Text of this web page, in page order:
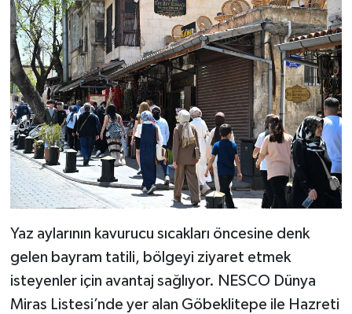
Yaz aylarının kavurucu sıcakları öncesine denk
gelen bayram tatili, bölgeyi ziyaret etmek
isteyenler için avantaj sağlıyor. NESCO Dünya
Miras Listesi’nde yer alan Göbeklitepe ile Hazreti